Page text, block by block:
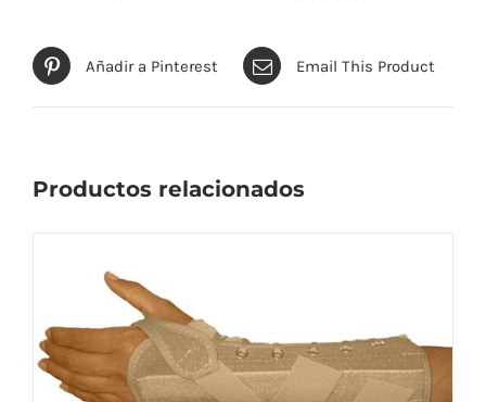
Añadir a Pinterest Email This Product
Productos relacionados